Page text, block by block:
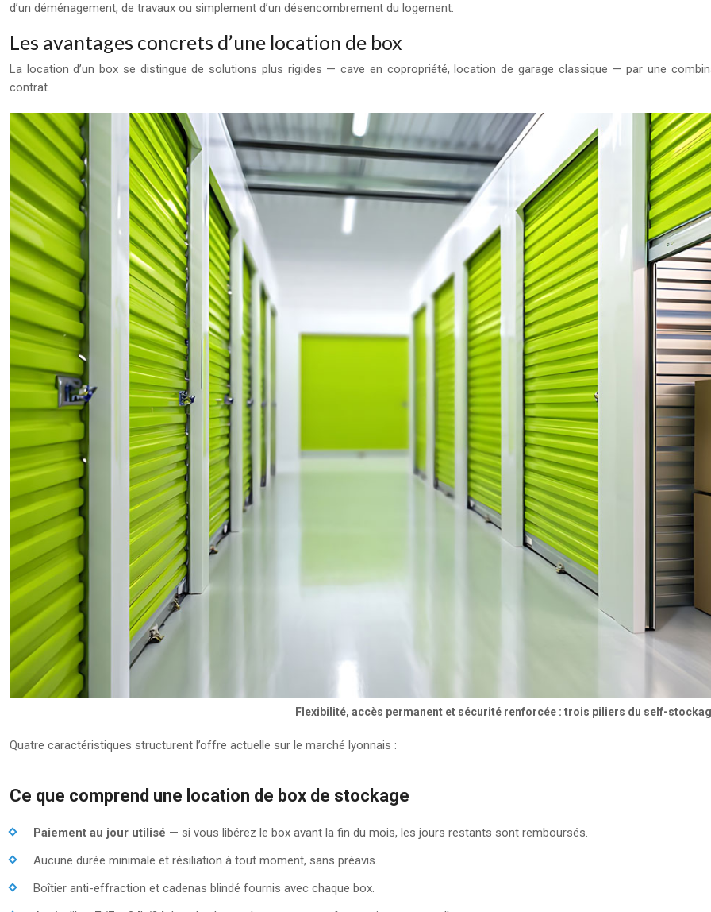
d’un déménagement, de travaux ou simplement d’un désencombrement du logement.
Les avantages concrets d’une location de box
La location d’un box se distingue de solutions plus rigides — cave en copropriété, location de garage classique — par une
contrat.
Flexibilité, accès permanent et sécurité renforcée : trois piliers du self-
Quatre caractéristiques structurent l’offre actuelle sur le marché lyonnais :
Ce que comprend une location de box de stockage
Paiement au jour utilisé — si vous libérez le box avant la fin du mois, les jours restants sont remboursés.
Aucune durée minimale et résiliation à tout moment, sans préavis.
Boîtier anti-effraction et cadenas blindé fournis avec chaque box.